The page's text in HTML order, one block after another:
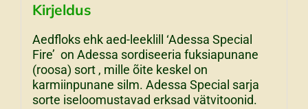
Kirjeldus
Aedfloks ehk aed-leeklill ‘Adessa Special
Fire’ on Adessa sordiseeria fuksiapunane
(roosa) sort , mille õite keskel on
karmiinpunane silm. Adessa Special sarja
sorte iseloomustavad erksad vätvitoonid.